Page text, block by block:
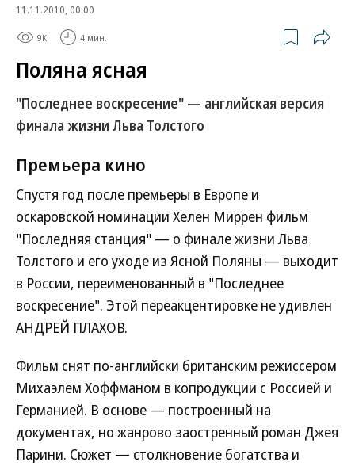
11.11.2010, 00:00
9K 4 мин.
Поляна ясная
"Последнее воскресение" — английская версия
финала жизни Льва Толстого
Премьера кино
Спустя год после премьеры в Европе и
оскаровской номинации Хелен Миррен фильм
"Последняя станция" — о финале жизни Льва
Толстого и его уходе из Ясной Поляны — выходит
в России, переименованный в "Последнее
воскресение". Этой переакцентировке не удивлен
АНДРЕЙ ПЛАХОВ.
Фильм снят по-английски британским режиссером
Михаэлем Хоффманом в копродукции с Россией и
Германией. В основе — построенный на
документах, но жанрово заостренный роман Джея
Парини. Сюжет — столкновение богатства и